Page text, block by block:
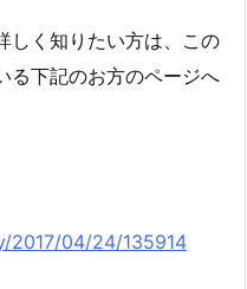
しく知りたい方は、この
る下記のお方のページへ
2017/04/24/135914